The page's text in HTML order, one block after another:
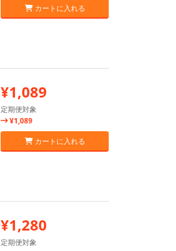
カートに入れる
¥1,089
定期便対象
¥1,089
カートに入れる
¥1,280
定期便対象